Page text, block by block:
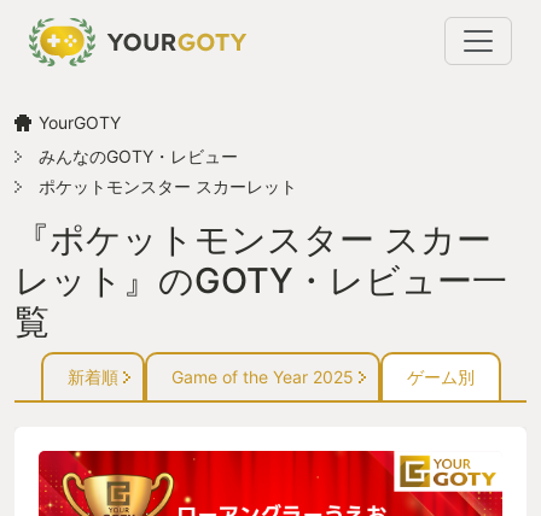
YourGOTY
みんなのGOTY・レビュー
ポケットモンスター スカーレット
『ポケットモンスター スカー
レット』のGOTY・レビュー一
覧
新着順 Game of the Year 2025 ゲーム別